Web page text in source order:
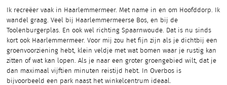
Ik recreëer vaak in Haarlemmermeer. Met name in en om Hoofddorp. Ik
wandel graag. Veel bij Haarlemmermeerse Bos, en bij de
Toolenburgerplas. En ook wel richting Spaarnwoude. Dat is nu sinds
kort ook Haarlemmermeer. Voor mij zou het fijn zijn als je dichtbij een
groenvoorziening hebt, klein veldje met wat bomen waar je rustig kan
zitten of wat kan lopen. Als je naar een groter groengebied wilt, dat je
dan maximaal vijftien minuten reistijd hebt. In Overbos is
bijvoorbeeld een park naast het winkelcentrum ideaal.